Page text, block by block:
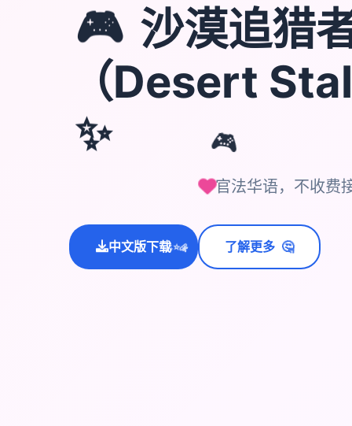
🎮
🎮 沙漠追猎
（Desert
✨
官法华语，不收费
中文版下载
✨⭐💫 了解更多 🤔